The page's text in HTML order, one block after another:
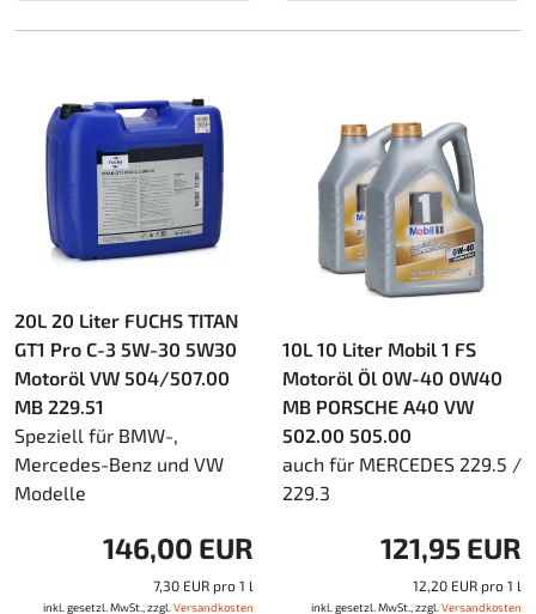
20L 20 Liter FUCHS TITAN
GT1 Pro C-3 5W-30 5W30
Motoröl VW 504/507.00
MB 229.51
Speziell für BMW-,
Mercedes-Benz und VW
Modelle
146,00 EUR
7,30 EUR pro 1 l
inkl. gesetzl. MwSt., zzgl. Versandkosten
10L 10 Liter Mobil 1 FS
Motoröl Öl 0W-40 0W40
MB PORSCHE A40 VW
502.00 505.00
auch für MERCEDES 229.5 /
229.3
121,95 EUR
12,20 EUR pro 1 l
inkl. gesetzl. MwSt., zzgl. Versandkosten